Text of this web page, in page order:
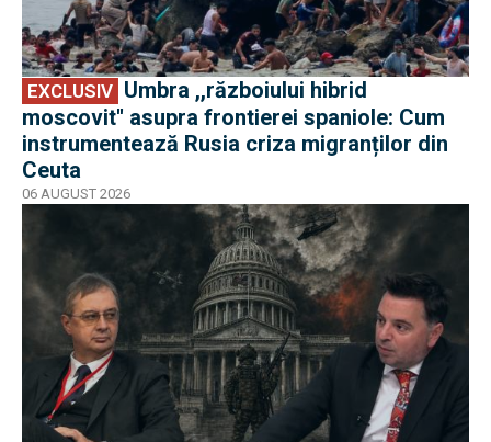
EXCLUSIV
moscovit'' asupra frontierei spaniole: Cum
instrumentează Rusia criza migranților din
Ceuta
06 AUGUST 2026